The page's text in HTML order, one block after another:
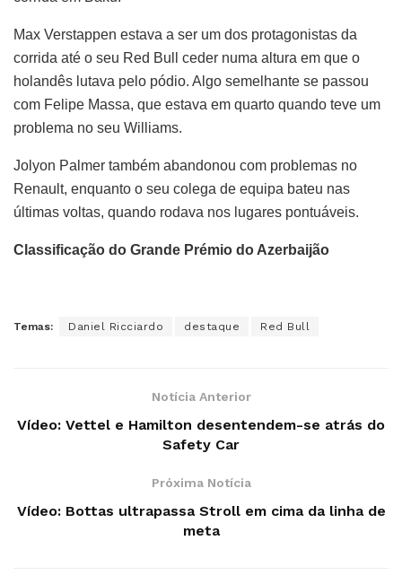
Max Verstappen estava a ser um dos protagonistas da
corrida até o seu Red Bull ceder numa altura em que o
holandês lutava pelo pódio. Algo semelhante se passou
com Felipe Massa, que estava em quarto quando teve um
problema no seu Williams.
Jolyon Palmer também abandonou com problemas no
Renault, enquanto o seu colega de equipa bateu nas
últimas voltas, quando rodava nos lugares pontuáveis.
Classificação do Grande Prémio do Azerbaijão
Temas: Daniel Ricciardo destaque Red Bull
Notícia Anterior
Vídeo: Vettel e Hamilton desentendem-se atrás do
Safety Car
Próxima Notícia
Vídeo: Bottas ultrapassa Stroll em cima da linha de
meta